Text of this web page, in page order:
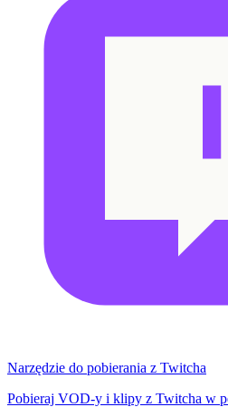
Narzędzie do pobierania z Twitcha
Pobieraj VOD-y i klipy z Twitcha w